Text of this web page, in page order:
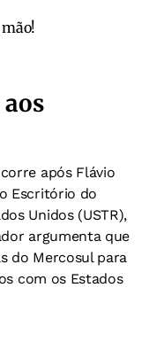
após Flávio
Escritório do
Unidos (USTR),
argumenta que
do Mercosul para
com os Estados